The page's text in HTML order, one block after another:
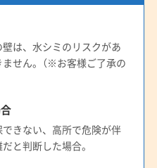
は、水シミのリスクがあ
せん。（※お客様ご了承の
きない、高所で危険が伴
と判断した場合。